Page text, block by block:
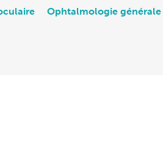
Ophtalmologie générale